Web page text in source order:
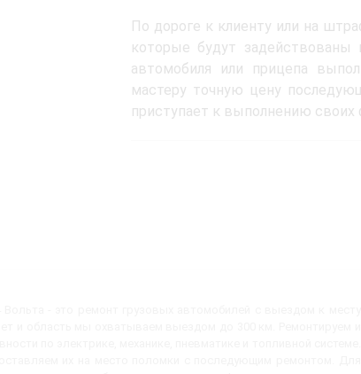
По дороге к клиенту или на
которые будут
автомобиля или прицепа
мастеру точную цену
приступает к выполнению своих